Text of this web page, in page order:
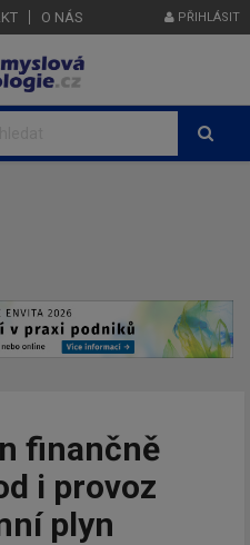
O NÁS PŘIHLÁSIT
finančně
i provoz
plyn